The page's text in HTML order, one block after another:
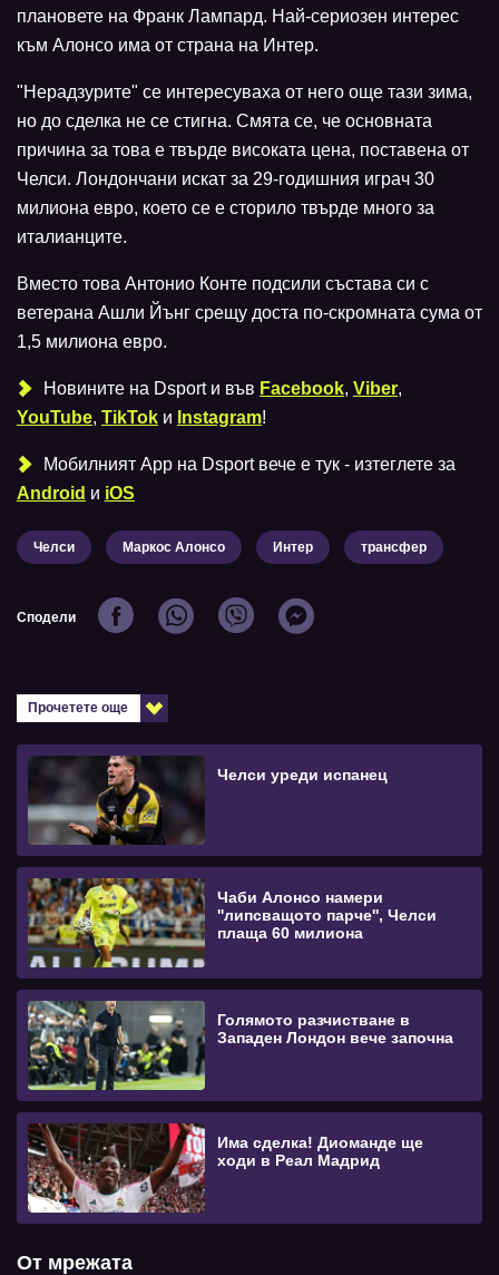
плановете на Франк Лампард. Най-сериозен интерес
към Алонсо има от страна на Интер.
"Нерадзурите" се интересуваха от него още тази зима,
но до сделка не се стигна. Смята се, че основната
причина за това е твърде високата цена, поставена от
Челси. Лондончани искат за 29-годишния играч 30
милиона евро, което се е сторило твърде много за
италианците.
Вместо това Антонио Конте подсили състава си с
ветерана Ашли Йънг срещу доста по-скромната сума от
1,5 милиона евро.
Новините на Dsport и във Facebook, Viber,
YouTube, TikTok и Instagram!
Мобилният Аpp на Dsport вече е тук - изтеглете за
Android и iOS
Челси Маркос Алонсо Интер трансфер
Сподели
Прочетете още
Челси уреди испанец
Чаби Алонсо намери
''липсващото парче'', Челси
плаща 60 милиона
Голямото разчистване в
Западен Лондон вече започна
Има сделка! Диоманде ще
ходи в Реал Мадрид
От мрежата